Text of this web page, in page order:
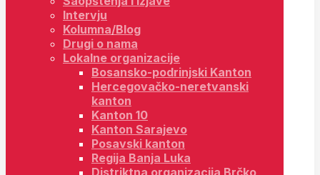
Intervju
Kolumna/Blog
Drugi o nama
Lokalne organizacije
Bosansko-podrinjski Kanton
Hercegovačko-neretvanski
kanton
Kanton 10
Kanton Sarajevo
Posavski kanton
Regija Banja Luka
Distriktna organizacija Brčko